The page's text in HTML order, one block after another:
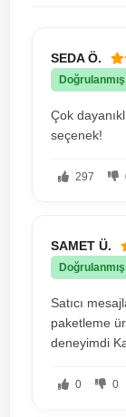
SEDA Ö.
Çok
seçenek!
297
SAMET Ü.
Satıcı
paketleme
deneyimdi
0 0